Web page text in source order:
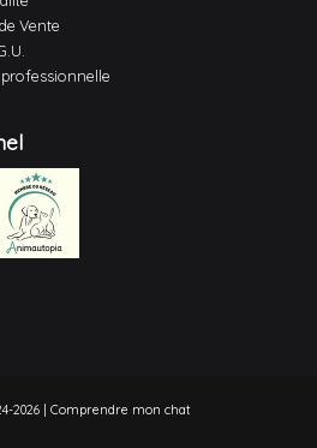
Vente
2026 | Comprendre mon chat